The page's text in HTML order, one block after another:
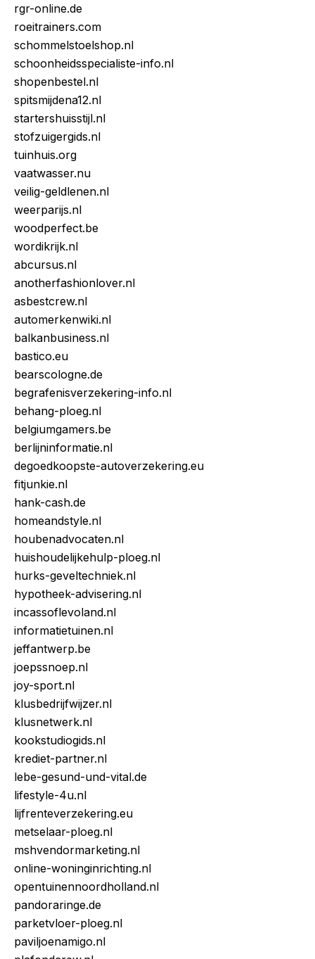
rgr-online.de
roeitrainers.com
schommelstoelshop.nl
schoonheidsspecialiste-info.nl
shopenbestel.nl
spitsmijdena12.nl
startershuisstijl.nl
stofzuigergids.nl
tuinhuis.org
vaatwasser.nu
veilig-geldlenen.nl
weerparijs.nl
woodperfect.be
wordikrijk.nl
abcursus.nl
anotherfashionlover.nl
asbestcrew.nl
automerkenwiki.nl
balkanbusiness.nl
bastico.eu
bearscologne.de
begrafenisverzekering-info.nl
behang-ploeg.nl
belgiumgamers.be
berlijninformatie.nl
degoedkoopste-autoverzekering.eu
fitjunkie.nl
hank-cash.de
homeandstyle.nl
houbenadvocaten.nl
huishoudelijkehulp-ploeg.nl
hurks-geveltechniek.nl
hypotheek-advisering.nl
incassoflevoland.nl
informatietuinen.nl
jeffantwerp.be
joepssnoep.nl
joy-sport.nl
klusbedrijfwijzer.nl
klusnetwerk.nl
kookstudiogids.nl
krediet-partner.nl
lebe-gesund-und-vital.de
lifestyle-4u.nl
lijfrenteverzekering.eu
metselaar-ploeg.nl
mshvendormarketing.nl
online-woninginrichting.nl
opentuinennoordholland.nl
pandoraringe.de
parketvloer-ploeg.nl
paviljoenamigo.nl